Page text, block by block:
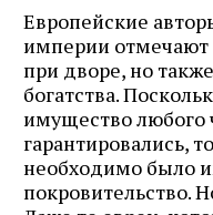
Европейские
империи отмечают
при дворе, но
богатства.
имущество любого
гарантировались,
необходимо было
покровительство.